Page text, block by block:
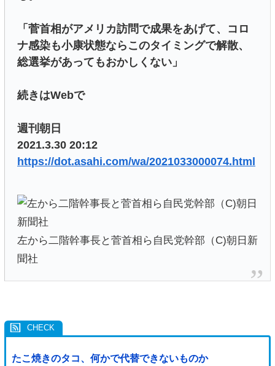
「菅首相がアメリカ訪問で成果をあげて、コロ
ナ感染も小康状態ならこのタイミングで解散、
総選挙があってもおかしくない」
続きはWebで
週刊朝日
2021.3.30 20:12
https://dot.asahi.com/wa/2021033000074.html
左から二階幹事長と菅首相ら自民党幹部（C)朝日新
聞社
たこ焼きのタコ、何かで代替できないものか